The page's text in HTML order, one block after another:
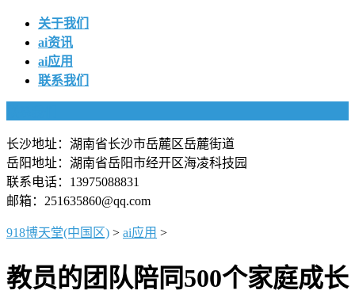
关于我们
ai资讯
ai应用
联系我们
长沙地址：湖南省长沙市岳麓区岳麓街道
岳阳地址：湖南省岳阳市经开区海凌科技园
联系电话：13975088831
邮箱：251635860@qq.com
918博天堂(中国区) > ai应用 >
教员的团队陪同500个家庭成长